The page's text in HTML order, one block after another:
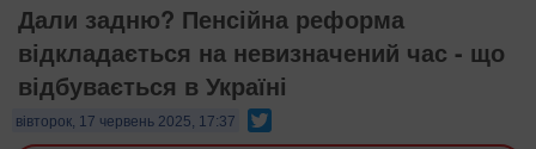
Дали задню? Пенсійна реформа
відкладається на невизначений час - що
відбувається в Україні
вівторок, 17 червень 2025, 17:37